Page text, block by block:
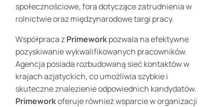
społecznościowe, fora dotyczące zatrudnienia w
rolnictwie oraz międzynarodowe targi pracy.
Współpraca zPrimeworkpozwala na efektywne
pozyskiwanie wykwalifikowanych pracowników.
Agencja posiada rozbudowaną sieć kontaktów w
krajach azjatyckich, co umożliwia szybkie i
skuteczne znalezienie odpowiednich kandydatów.
Primeworkoferuje również wsparcie w organizacji